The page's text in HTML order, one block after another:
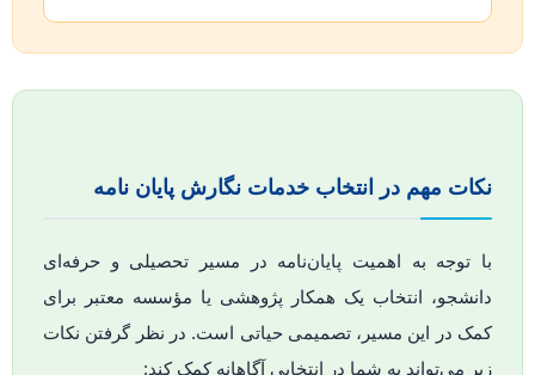
نکات مهم در انتخاب خدمات نگارش پایان نامه
با توجه به اهمیت پایان‌نامه در مسیر تحصیلی و حرفه‌ای
دانشجو، انتخاب یک همکار پژوهشی یا مؤسسه معتبر برای
کمک در این مسیر، تصمیمی حیاتی است. در نظر گرفتن نکات
زیر می‌تواند به شما در انتخابی آگاهانه کمک کند: